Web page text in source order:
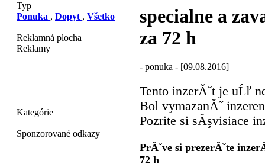
Typ
Ponuka , Dopyt , Všetko
Reklamná plocha
Reklamy
Kategórie
Sponzorované odkazy
specialne a
za 72 h
- ponuka - [09.08.2016]
Tento inzerĂˇt je uĹľ
Bol vymazanĂ˝
Pozrite si sĂşvisiace
PrĂˇve si prezerĂˇte
72 h